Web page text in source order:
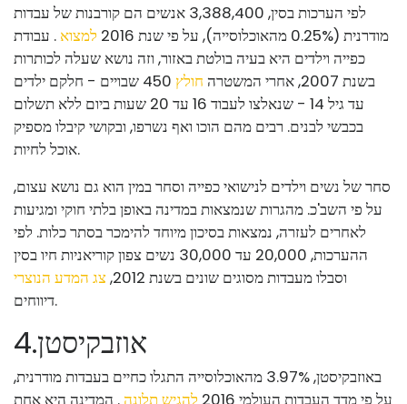
לפי הערכות בסין, 3,388,400 אנשים הם קורבנות של עבדות
מודרנית (0.25% מהאוכלוסייה), על פי שנת 2016
למצוא. עבודת
כפייה וילדים היא בעיה בולטת באזור, וזה נושא שעלה לכותרות
בשנת 2007, אחרי המשטרה
חולץ
450 שבויים - חלקם ילדים
עד גיל 14 - שנאלצו לעבוד 16 עד 20 שעות ביום ללא תשלום
בכבשי לבנים. רבים מהם הוכו ואף נשרפו, ובקושי קיבלו מספיק
אוכל לחיות.
סחר של נשים וילדים לנישואי כפייה וסחר במין הוא גם נושא עצום,
על פי השב'כ. מהגרות שנמצאות במדינה באופן בלתי חוקי ומגיעות
לאחרים לעזרה, נמצאות בסיכון מיוחד להימכר בסתר כלות. לפי
ההערכות, 20,000 עד 30,000 נשים צפון קוריאניות חיו בסין
וסבלו מעבדות מסוגים שונים בשנת 2012,
צג המדע הנוצרי
דיווחים.
4.אוזבקיסטן
באוזבקיסטן, 3.97% מהאוכלוסייה התגלו כחיים בעבדות מודרנית,
על פי מדד העבדות העולמי 2016
להגיש תלונה . המדינה היא אחת